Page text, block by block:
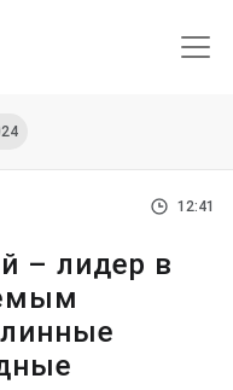
12:41
– лидер в